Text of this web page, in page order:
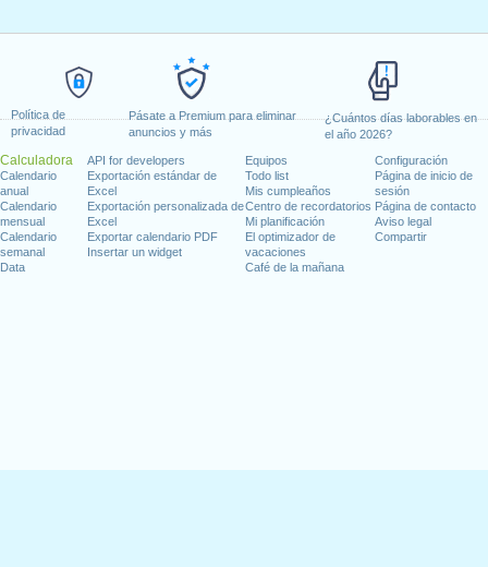
Política de
privacidad
Pásate a Premium para eliminar
anuncios y más
¿Cuántos días laborables en
el año 2026?
Calculadora
Calendario
anual
Calendario
mensual
Calendario
semanal
Data
API for developers
Exportación estándar de
Excel
Exportación personalizada de
Excel
Exportar calendario PDF
Insertar un widget
Equipos
Todo list
Mis cumpleaños
Centro de recordatorios
Mi planificación
El optimizador de
vacaciones
Café de la mañana
Configuración
Página de inicio de
sesión
Página de contacto
Aviso legal
Compartir